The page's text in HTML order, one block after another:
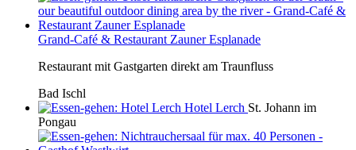
Grand-Café & Restaurant Zauner Esplanade
Restaurant mit Gastgarten direkt am Traunfluss
Bad Ischl
Hotel Lerch St. Johann im
Pongau